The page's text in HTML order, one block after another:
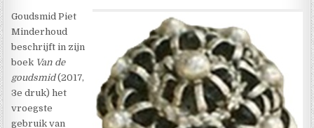
Goudsmid Piet
Minderhoud
beschrijft in zijn
boek Van de
goudsmid(2017,
3e druk) het
vroegste
gebruik van